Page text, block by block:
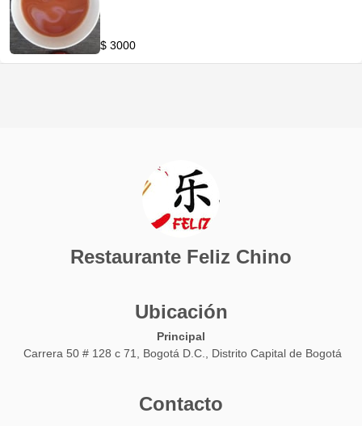
$ 3000
Restaurante Feliz Chino
Ubicación
Principal
Carrera 50 # 128 c 71, Bogotá D.C., Distrito Capital de Bogotá
Contacto